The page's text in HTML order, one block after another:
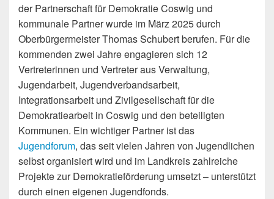
der Partnerschaft für Demokratie Coswig und
kommunale Partner wurde im März 2025 durch
Oberbürgermeister Thomas Schubert berufen. Für die
kommenden zwei Jahre engagieren sich 12
Vertreterinnen und Vertreter aus Verwaltung,
Jugendarbeit, Jugendverbandsarbeit,
Integrationsarbeit und Zivilgesellschaft für die
Demokratiearbeit in Coswig und den beteiligten
Kommunen. Ein wichtiger Partner ist das
Jugendforum, das seit vielen Jahren von Jugendlichen
selbst organisiert wird und im Landkreis zahlreiche
Projekte zur Demokratieförderung umsetzt – unterstützt
durch einen eigenen Jugendfonds.